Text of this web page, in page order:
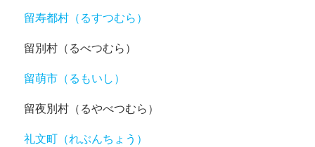
留寿都村（るすつむら）
留別村（るべつむら）
留萌市（るもいし）
留夜別村（るやべつむら）
礼文町（れぶんちょう）